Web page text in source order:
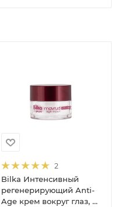
2
Bilka Интенсивный
регенерирующий Anti-
Age крем вокруг глаз, 25